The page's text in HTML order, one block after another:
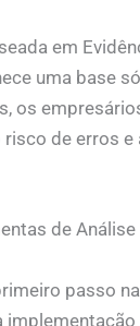
em
uma base
os
de erros
de Análise
passo